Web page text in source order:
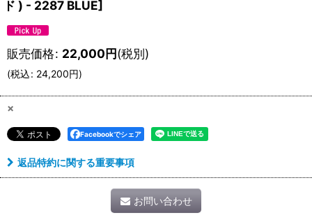
ド ) - 2287 BLUE]
販売価格: 22,000円(税別)
(税込: 24,200円)
×
Facebookでシェア
返品特約に関する重要事項
お問い合わせ